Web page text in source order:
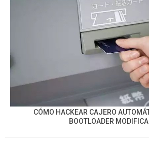
CÓMO HACKEAR CAJERO
BOOTLOADER